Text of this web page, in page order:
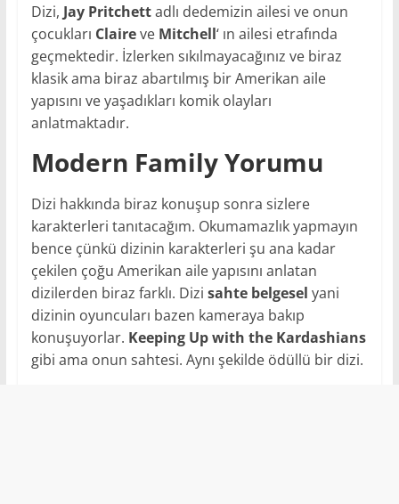
Dizi, Jay Pritchettadlı dedemizin ailesi ve onun
çocukları Claireve Mitchell‘ ın ailesi etrafında
geçmektedir. İzlerken sıkılmayacağınız ve biraz
klasik ama biraz abartılmış bir Amerikan aile
yapısını ve yaşadıkları komik olayları
anlatmaktadır.
Modern Family Yorumu
Dizi hakkında biraz konuşup sonra sizlere
karakterleri tanıtacağım. Okumamazlık yapmayın
bence çünkü dizinin karakterleri şu ana kadar
çekilen çoğu Amerikan aile yapısını anlatan
dizilerden biraz farklı. Dizi sahte belgesel yani
dizinin oyuncuları bazen kameraya bakıp
konuşuyorlar. Keeping Up with the Kardashians
gibi ama onun sahtesi. Aynı şekilde ödüllü bir dizi.